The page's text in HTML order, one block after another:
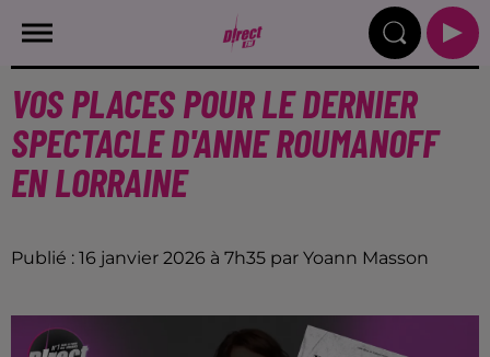
VOS PLACES POUR LE DERNIER
SPECTACLE D'ANNE ROUMANOFF
EN LORRAINE
Publié : 16 janvier 2026 à 7h35 par Yoann Masson